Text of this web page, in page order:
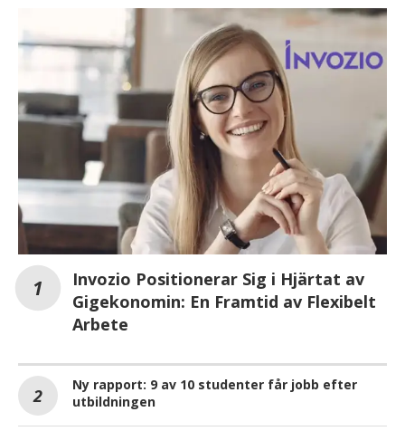
Invozio Positionerar Sig i Hjärtat av
Gigekonomin: En Framtid av Flexibelt
Arbete
Ny rapport: 9 av 10 studenter får jobb efter
utbildningen